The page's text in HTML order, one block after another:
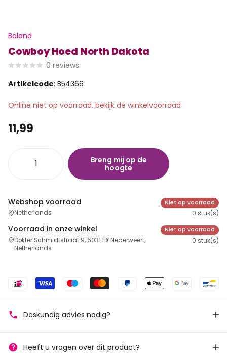
Boland
Cowboy Hoed North Dakota
0 reviews
Artikelcode: B54366
Online niet op voorraad, bekijk de winkelvoorraad
11,99
Breng mij op de
hoogte
Webshop voorraad
Netherlands
Niet op voorraad
0 stuk(s)
Voorraad in onze winkel
Dokter Schmidtstraat 9, 6031 EX Nederweert,
Netherlands
Niet op voorraad
0 stuk(s)
Deskundig advies nodig?
Heeft u vragen over dit product?